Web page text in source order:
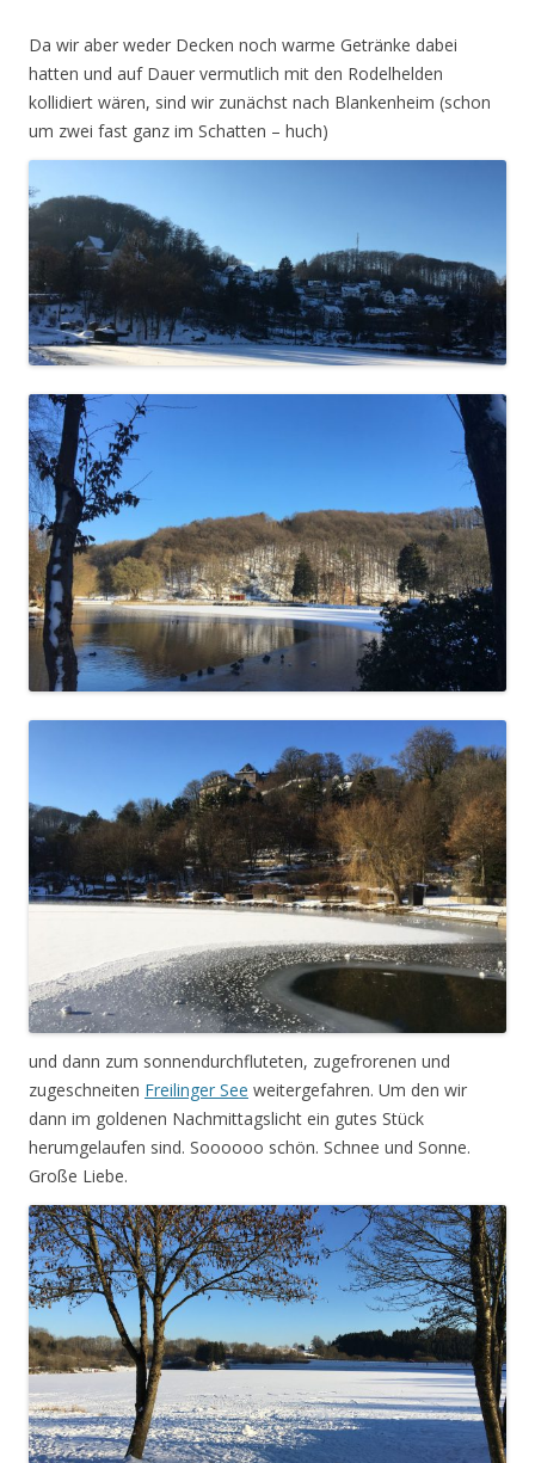
Da wir aber weder Decken noch warme Getränke dabei
hatten und auf Dauer vermutlich mit den Rodelhelden
kollidiert wären, sind wir zunächst nach Blankenheim (schon
um zwei fast ganz im Schatten – huch)
und dann zum sonnendurchfluteten, zugefrorenen und
zugeschneiten Freilinger See weitergefahren. Um den wir
dann im goldenen Nachmittagslicht ein gutes Stück
herumgelaufen sind. Soooooo schön. Schnee und Sonne.
Große Liebe.